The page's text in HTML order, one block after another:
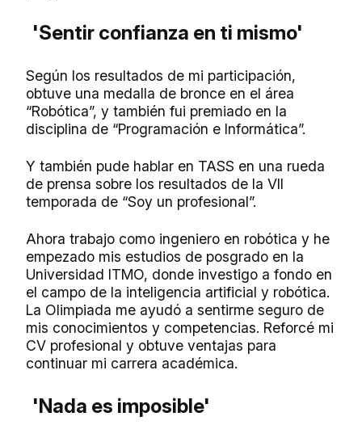
'Sentir confianza en ti mismo'
Según los resultados de mi participación,
obtuve una medalla de bronce en el área
“Robótica”, y también fui premiado en la
disciplina de “Programación e Informática”.
Y también pude hablar en TASS en una rueda
de prensa sobre los resultados de la VII
temporada de “Soy un profesional”.
Ahora trabajo como ingeniero en robótica y he
empezado mis estudios de posgrado en la
Universidad ITMO, donde investigo a fondo en
el campo de la inteligencia artificial y robótica.
La Olimpiada me ayudó a sentirme seguro de
mis conocimientos y competencias. Reforcé mi
CV profesional y obtuve ventajas para
continuar mi carrera académica.
'Nada es imposible'